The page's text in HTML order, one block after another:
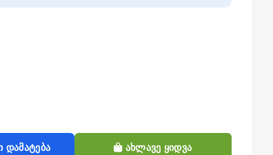
დამატება ახლავე ყიდვა